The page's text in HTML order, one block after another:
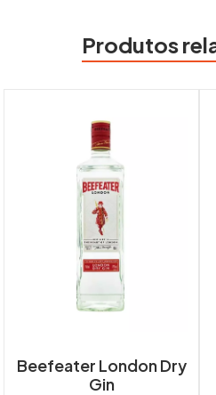
Produtos
Beefeater London Dry
Gin